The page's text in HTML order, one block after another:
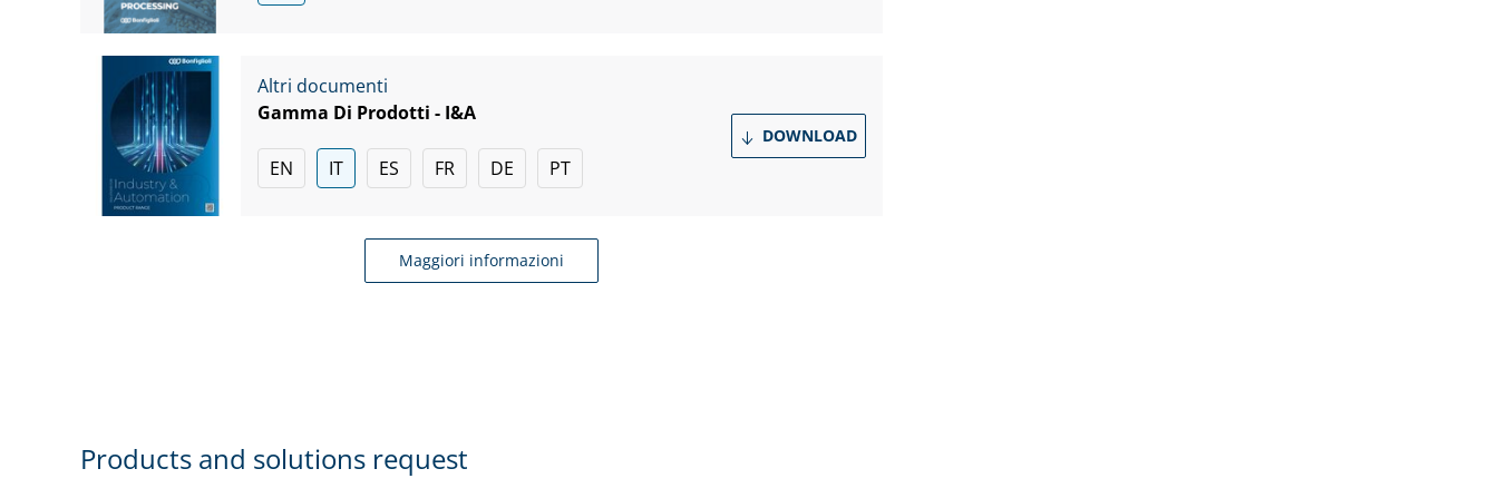
Altri documenti
Gamma Di Prodotti - I&A
EN IT ES FR DE PT
DOWNLOAD
Maggiori informazioni
Products and solutions request